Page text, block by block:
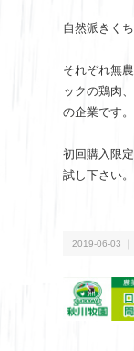
自然派きく
それぞれ無
ックの鶏肉
の企業です。
初回購入限
試し下さい。
2019-06-03